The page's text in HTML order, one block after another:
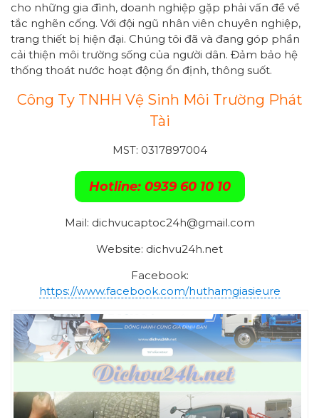
cho những gia đình, doanh nghiệp gặp phải vấn đề về
tắc nghẽn cống. Với đội ngũ nhân viên chuyên nghiệp,
trang thiết bị hiện đại. Chúng tôi đã và đang góp phần
cải thiện môi trường sống của người dân. Đảm bảo hệ
thống thoát nước hoạt động ổn định, thông suốt.
Công Ty TNHH Vệ Sinh Môi Trường Phát
Tài
MST: 0317897004
Hotline: 0939 60 10 10
Mail: dichvucaptoc24h@gmail.com
Website: dichvu24h.net
Facebook:
https://www.facebook.com/huthamgiasieure